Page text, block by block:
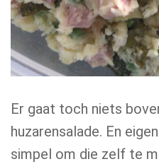
Er gaat toch niets
huzarensalade. En
simpel om die zelf te